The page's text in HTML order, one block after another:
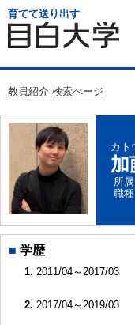
育てて送り出す
教員紹介 検索ぺージ
カ
加
所属
職種
■ 学歴
1. 2011/04～2017/03
2. 2017/04～2019/03